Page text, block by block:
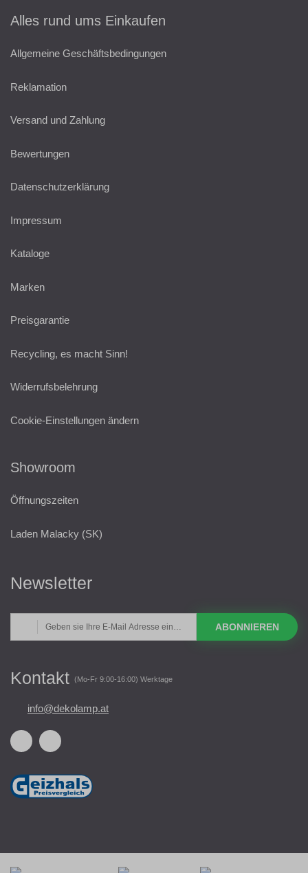
Alles rund ums Einkaufen
Allgemeine Geschäftsbedingungen
Reklamation
Versand und Zahlung
Bewertungen
Datenschutzerklärung
Impressum
Kataloge
Marken
Preisgarantie
Recycling, es macht Sinn!
Widerrufsbelehrung
Cookie-Einstellungen ändern
Showroom
Öffnungszeiten
Laden Malacky (SK)
Newsletter
ABONNIEREN
Kontakt (Mo-Fr 9:00-16:00) Werktage
info@dekolamp.at